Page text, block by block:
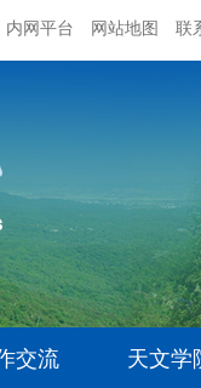
内网平台 网站地图 联
交流 天文学